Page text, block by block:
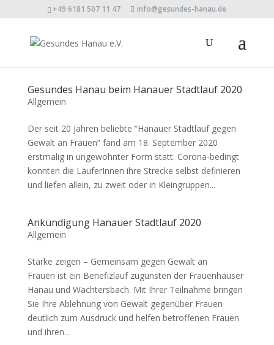
+49 6181 507 11 47 info@gesundes-hanau.de
Gesundes Hanau beim Hanauer Stadtlauf 2020
Allgemein
Der seit 20 Jahren beliebte “Hanauer Stadtlauf gegen
Gewalt an Frauen” fand am 18. September 2020
erstmalig in ungewohnter Form statt. Corona-bedingt
konnten die LäuferInnen ihre Strecke selbst definieren
und liefen allein, zu zweit oder in Kleingruppen...
Ankündigung Hanauer Stadtlauf 2020
Allgemein
Stärke zeigen – Gemeinsam gegen Gewalt an
Frauen ist ein Benefizlauf zugunsten der Frauenhäuser
Hanau und Wächtersbach. Mit Ihrer Teilnahme bringen
Sie Ihre Ablehnung von Gewalt gegenüber Frauen
deutlich zum Ausdruck und helfen betroffenen Frauen
und ihren...